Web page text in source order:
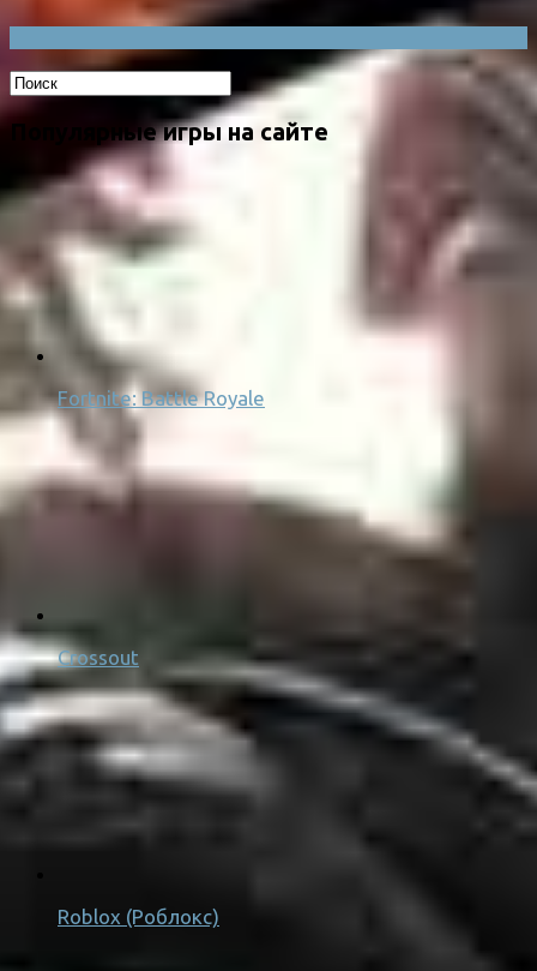
Популярные игры на сайте
Fortnite: Battle Royale
Crossout
Roblox (Роблокс)